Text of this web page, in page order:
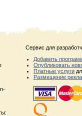
Сервис для
Добавить
Опубликовать
Платные услуги
Размещение